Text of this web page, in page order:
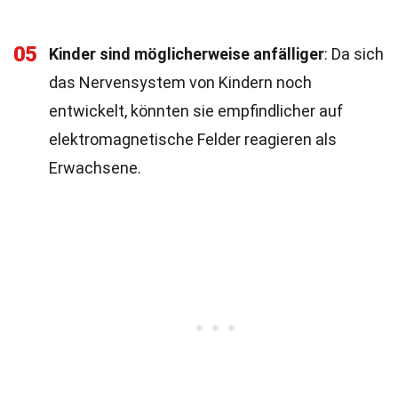
05 Kinder sind möglicherweise anfälliger: Da sich
das Nervensystem von Kindern noch
entwickelt, könnten sie empfindlicher auf
elektromagnetische Felder reagieren als
Erwachsene.